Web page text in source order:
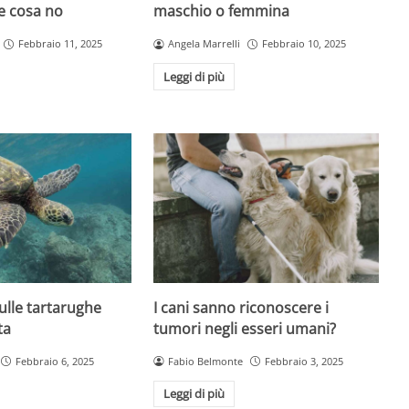
cosa no
Febbraio 11, 2025
maschio o femmina
Angela Marrelli Febbraio 10, 2025
Leggi di più
tartarughe
Febbraio 6, 2025
I cani sanno riconoscere i
tumori negli esseri umani?
Fabio Belmonte Febbraio 3, 2025
Leggi di più